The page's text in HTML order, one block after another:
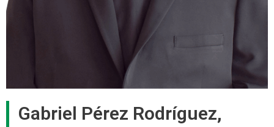
Gabriel Pérez Rodríguez,